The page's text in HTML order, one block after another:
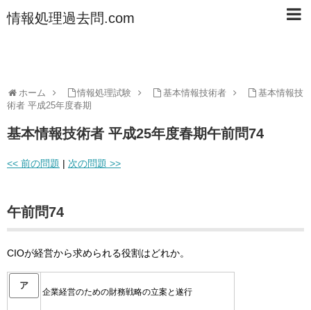
情報処理過去問.com
ホーム 情報処理試験 基本情報技術者
基本情報技
術者 平成25年度春期
基本情報技術者 平成25年度春期午前問74
<< 前の問題 | 次の問題 >>
午前問74
CIOが経営から求められる役割はどれか。
ア
企業経営のための財務戦略の立案と遂行